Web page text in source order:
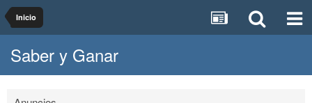
Inicio
Saber y Ganar